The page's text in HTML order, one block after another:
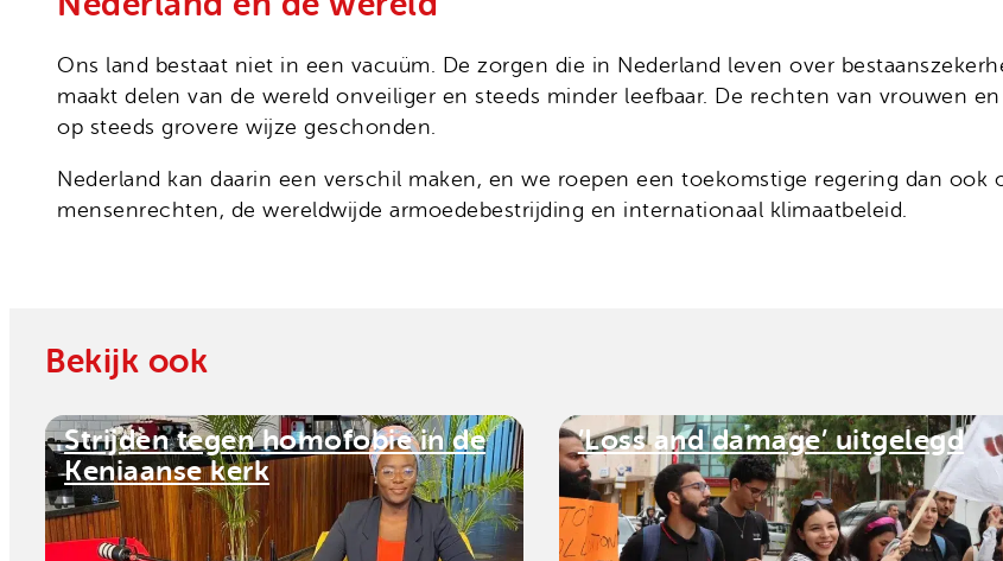
Ons land bestaat niet in een vacuüm. De zorgen die in Nederland leven over
maakt delen van de wereld onveiliger en steeds minder leefbaar. De rechten van vrouwen
op steeds grovere wijze geschonden.
Nederland kan daarin een verschil maken, en we roepen een toekomstige regering dan
mensenrechten, de wereldwijde armoedebestrijding en internationaal klimaatbeleid.
Bekijk ook
Strijden tegen homofobie in de
Keniaanse kerk
’Loss and damage’ uitgelegd